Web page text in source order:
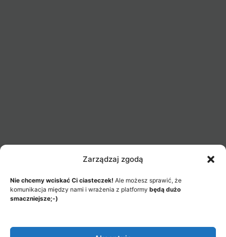
Zarządzaj zgodą
Nie chcemy wciskać Ci ciasteczek! Ale możesz sprawić, że
komunikacja między nami i wrażenia z platformy będą dużo
smaczniejsze;-)